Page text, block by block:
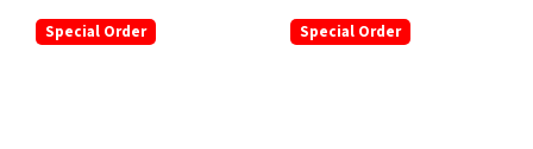
Special Order Special Order